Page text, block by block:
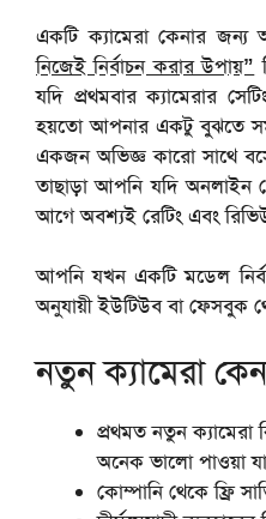
একটি ক্যামেরা কেনার
নিজেই নির্বাচন করার উপায়”
যদি প্রথমবার ক্যামেরার
হয়তো আপনার একটু বুঝতে
একজন অভিজ্ঞ কারো সাথে
তাছাড়া আপনি যদি অনলাইন
আগে অবশ্যই রেটিং এবং
আপনি যখন একটি মডেল
অনুযায়ী ইউটিউব বা ফেসবুক
নতুন ক্যামেরা
প্রথমত নতুন ক্যামেরা
অনেক ভালো পাওয়া
কোম্পানি থেকে ফ্রি